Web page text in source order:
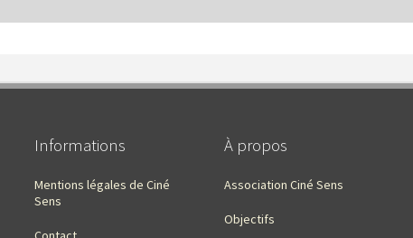
Informations
Mentions légales de Ciné
Sens
À propos
Association Ciné Sens
Objectifs